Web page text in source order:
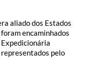
aliado dos Estados
encaminhados
Expedicionária
pelo